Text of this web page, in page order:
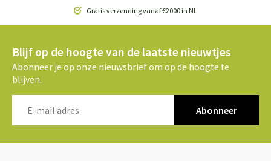
Gratis verzending vanaf €2000 in NL
Blijf op de hoogte van de laatste nieuwtjes
Abonneer je op onze nieuwsbrief om op de hoogte te
blijven.
Abonneer